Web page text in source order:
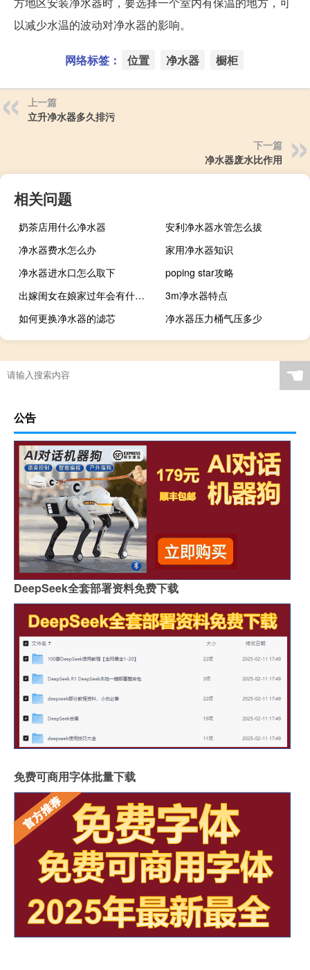
以减少水温的波动对净水器的影响。
网络标签： 位置 净水器 橱柜
上一篇
立升净水器多久排污
下一篇
净水器废水比作用
相关问题
奶茶店用什么净水器
安利净水器水管怎么拔
净水器费水怎么办
家用净水器知识
净水器进水口怎么取下
poping star攻略
出嫁闺女在娘家过年会有什么后果
3m净水器特点
如何更换净水器的滤芯
净水器压力桶气压多少
☚
公告
DeepSeek全套部署资料免费下载
免费可商用字体批量下载